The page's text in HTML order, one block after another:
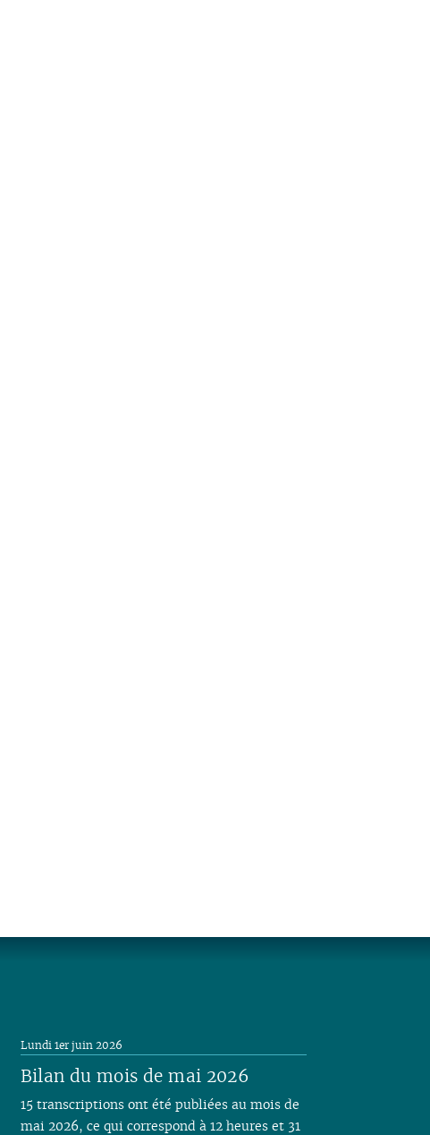
Bilan du mois de mai 2026
Lundi 1er juin 2026
15 transcriptions ont été publiées au mois de
mai 2026, ce qui correspond à 12 heures et 31